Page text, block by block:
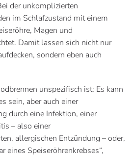
der unkomplizierten
im Schlafzustand mit einem
Magen und
Damit lassen sich nicht nur
sondern eben auch
unspezifisch ist: Es kann
sein, aber auch einer
durch eine Infektion, einer
– also einer
allergischen Entzündung – oder,
eines Speiseröhrenkrebses“,